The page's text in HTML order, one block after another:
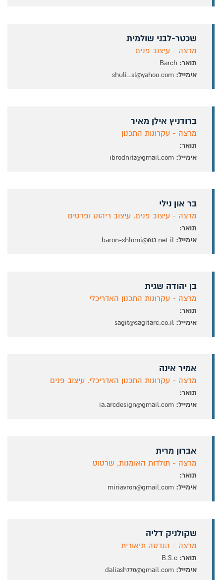
שכטר-לבני שולמית
מרצה - עיצוב פנים
תואר:Barch
אימייל:shuli_sl@yahoo.com
ברודניץ אילן מאיר
מרצה - עקרונות התכנון
תואר:
אימייל:ibrodnitz@gmail.com
בר און נילי
מרצה - עיצוב פנים, עיצוב ריהוט ופרטים
תואר:
אימייל:baron-shlomi@013.net.il
בן יהודה שגית
מרצה - עקרונות התכנון האדריכלי
תואר:
אימייל:sagit@sagitarc.co.il
אמיר אינה
מרצה - עקרונות התכנון האדריכלי, עיצוב פנים
תואר:
אימייל:ia.arcdesign@gmail.com
אברון מרית
מרצה - תולדות האומנות, שרטוט
תואר:
אימייל:miriavron@gmail.com
שקולניק דליה
מרצה - הנדסה תיאורית
תואר:B.S.c
אימייל:daliash770@gmail.com